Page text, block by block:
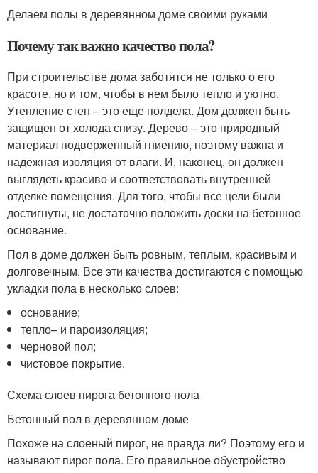
Делаем полы в деревянном доме своими руками
Почему так важно качество пола?
При строительстве дома заботятся не только о его
красоте, но и том, чтобы в нем было тепло и уютно.
Утепление стен – это еще полдела. Дом должен быть
защищен от холода снизу. Дерево – это природный
материал подверженный гниению, поэтому важна и
надежная изоляция от влаги. И, наконец, он должен
выглядеть красиво и соответствовать внутренней
отделке помещения. Для того, чтобы все цели были
достигнуты, не достаточно положить доски на бетонное
основание.
Пол в доме должен быть ровным, теплым, красивым и
долговечным. Все эти качества достигаются с помощью
укладки пола в несколько слоев:
основание;
тепло– и пароизоляция;
черновой пол;
чистовое покрытие.
Схема слоев пирога бетонного пола
Бетонный пол в деревянном доме
Похоже на слоеный пирог, не правда ли? Поэтому его и
называют пирог пола. Его правильное обустройство